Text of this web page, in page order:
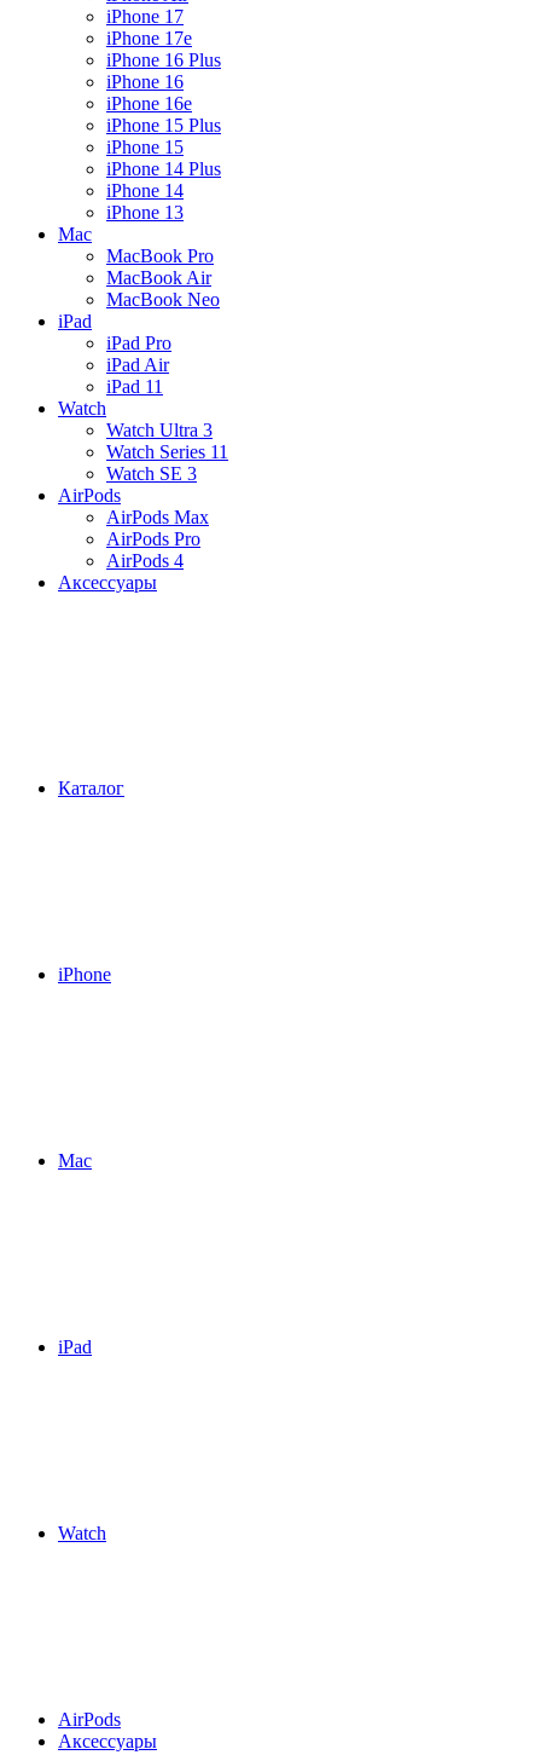
iPhone 17
iPhone 17e
iPhone 16 Plus
iPhone 16
iPhone 16e
iPhone 15 Plus
iPhone 15
iPhone 14 Plus
iPhone 14
iPhone 13
Mac
MacBook Pro
MacBook Air
MacBook Neo
iPad
iPad Pro
iPad Air
iPad 11
Watch
Watch Ultra 3
Watch Series 11
Watch SE 3
AirPods
AirPods Max
AirPods Pro
AirPods 4
Аксессуары
Каталог
iPhone
Mac
iPad
Watch
AirPods
Аксессуары